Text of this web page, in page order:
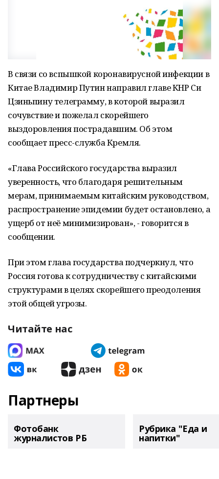
В связи со вспышкой коронавирусной инфекции в
Китае Владимир Путин направил главе КНР Си
Цзиньпину телеграмму, в которой выразил
сочувствие и пожелал скорейшего
выздоровления пострадавшим. Об этом
сообщает пресс-служба Кремля.
«Глава Российского государства выразил
уверенность, что благодаря решительным
мерам, принимаемым китайским руководством,
распространение эпидемии будет остановлено, а
ущерб от неё минимизирован», - говорится в
сообщении.
При этом глава государства подчеркнул, что
Россия готова к сотрудничеству с китайскими
структурами в целях скорейшего преодоления
этой общей угрозы.
Читайте нас
Партнеры
Фотобанк
журналистов РБ
Рубрика "Еда и
напитки"